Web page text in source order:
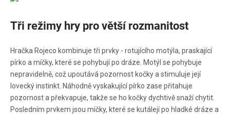
Tři režimy hry pro větší rozmanitost
Hračka Rojeco kombinuje tři prvky - rotujícího motýla, praskající
pírko a míčky, které se pohybují po dráze. Motýl se pohybuje
nepravidelně, což upoutává pozornost kočky a stimuluje její
lovecký instinkt. Náhodně vyskakující pírko zase přitahuje
pozornost a překvapuje, takže se ho kočky dychtivě snaží chytit.
Posledním prvkem jsou míčky, které se kutálejí po hladké dráze a